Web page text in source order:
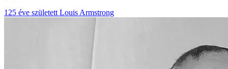
125 éve született Louis Armstrong